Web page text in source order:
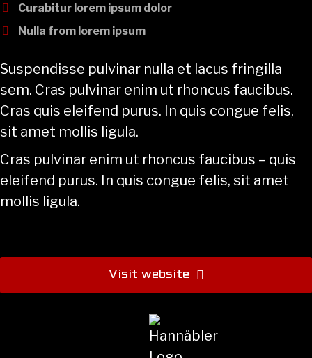
Curabitur lorem ipsum dolor
Nulla from lorem ipsum
Suspendisse pulvinar nulla et lacus fringilla
sem. Cras pulvinar enim ut rhoncus faucibus.
Cras quis eleifend purus. In quis congue felis,
sit amet mollis ligula.
Cras pulvinar enim ut rhoncus faucibus – quis
eleifend purus. In quis congue felis, sit amet
mollis ligula.
Visit website